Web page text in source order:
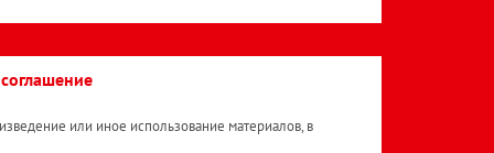
или иное использование материалов, в